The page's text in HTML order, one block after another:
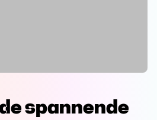
Download
spannende